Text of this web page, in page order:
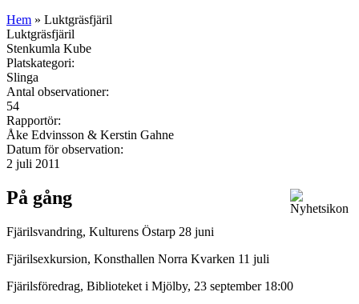
Hem » Luktgräsfjäril
Luktgräsfjäril
Stenkumla Kube
Platskategori:
Slinga
Antal observationer:
54
Rapportör:
Åke Edvinsson & Kerstin Gahne
Datum för observation:
2 juli 2011
På gång
Fjärilsvandring, Kulturens Östarp 28 juni
Fjärilsexkursion, Konsthallen Norra Kvarken 11 juli
Fjärilsföredrag, Biblioteket i Mjölby, 23 september 18:00